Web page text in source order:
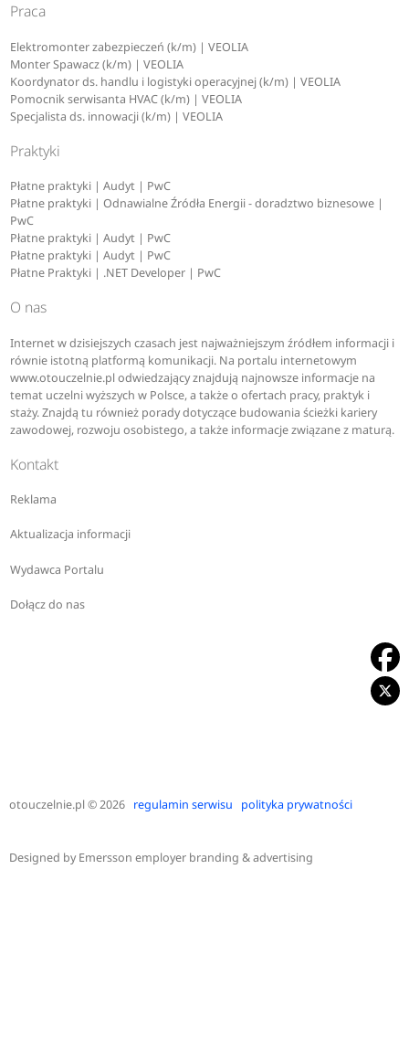
Praca
Elektromonter zabezpieczeń (k/m) | VEOLIA
Monter Spawacz (k/m) | VEOLIA
Koordynator ds. handlu i logistyki operacyjnej (k/m) | VEOLIA
Pomocnik serwisanta HVAC (k/m) | VEOLIA
Specjalista ds. innowacji (k/m) | VEOLIA
Praktyki
Płatne praktyki | Audyt | PwC
Płatne praktyki | Odnawialne Źródła Energii - doradztwo biznesowe |
PwC
Płatne praktyki | Audyt | PwC
Płatne praktyki | Audyt | PwC
Płatne Praktyki | .NET Developer | PwC
O nas
Internet w dzisiejszych czasach jest najważniejszym źródłem informacji i
równie istotną platformą komunikacji. Na portalu internetowym
www.otouczelnie.pl odwiedzający znajdują najnowsze informacje na
temat uczelni wyższych w Polsce, a także o ofertach pracy, praktyk i
staży. Znajdą tu również porady dotyczące budowania ścieżki kariery
zawodowej, rozwoju osobistego, a także informacje związane z maturą.
Kontakt
Reklama
Aktualizacja informacji
Wydawca Portalu
Dołącz do nas
otouczelnie.pl© 2026 regulamin serwisu polityka prywatności
Designed byEmersson employer branding & advertising